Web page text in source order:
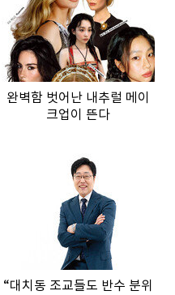
완벽함 벗어난 내추럴 메이
크업이 뜬다
“대치동 조교들도 반수 분위